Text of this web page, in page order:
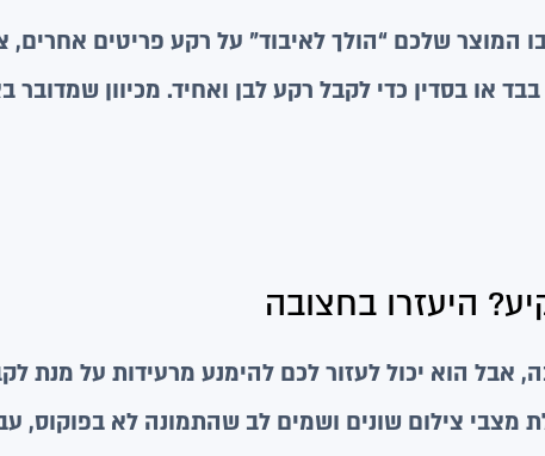
המוצר שלכם “הולך לאיבוד” על רקע פריטים אחרים,
או בסדין כדי לקבל רקע לבן ואחיד. מכיוון שמדובר
אבל הוא יכול לעזור לכם להימנע מרעידות על מנת
מצבי צילום שונים ושמים לב שהתמונה לא בפוקוס,